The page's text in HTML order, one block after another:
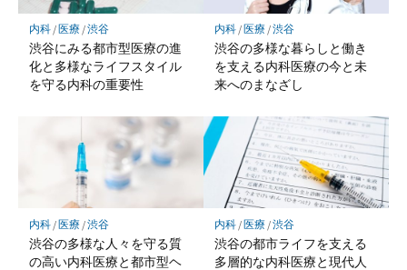
内科/医療/渋谷
渋谷にみる都市型医療の進
化と多様なライフスタイル
を守る内科の重要性
内科/医療/渋谷
渋谷の多様な暮らしと働き
を支える内科医療の今と未
来へのまなざし
内科/医療/渋谷
渋谷の多様な人々を守る質
の高い内科医療と都市型ヘ
内科/医療/渋谷
渋谷の都市ライフを支える
多層的な内科医療と現代人